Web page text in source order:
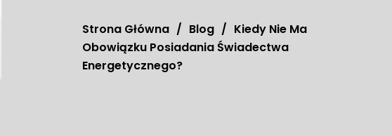
Strona Główna / Blog / Kiedy Nie Ma
Obowiązku Posiadania Świadectwa
Energetycznego?